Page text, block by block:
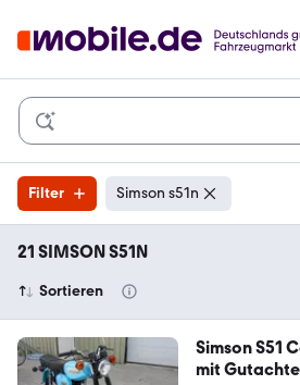
Filter Simson s51n
21 SIMSON S51N
Sortieren
Simson S51
mit